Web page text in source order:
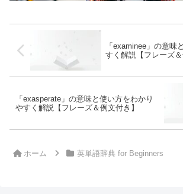
「examinee」の意味
すく解説【フレーズ＆
「exasperate」の意味と使い方をわかり
やすく解説【フレーズ＆例文付き】
ホーム 英単語辞典 for Beginners